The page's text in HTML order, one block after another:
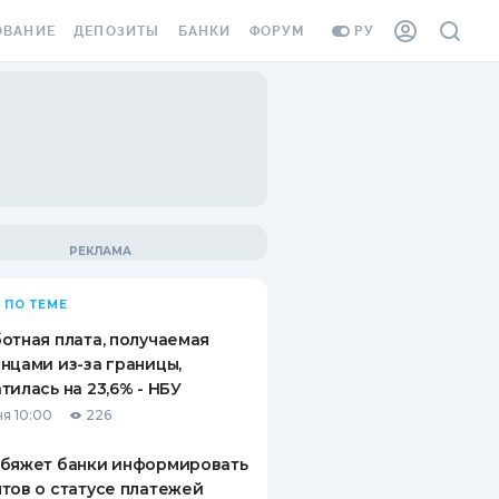
РУ
ВИНЬЕТКА
СОТРУДНИКОВ
ОТ
СЛУЧАЕВ
ДЕПОЗИТЫ
ВОПРОСЫ И ОТВЕТЫ
ПУТЕВОДИТЕЛИ ПО
СБЕРЕЖЕНИЯМ
БАНКИ ФОРУМ
ПО ТЕМЕ
плата, получаемая
из-за границы,
на 23,6% - НБУ
10:00 226
банки информировать
о статусе платежей